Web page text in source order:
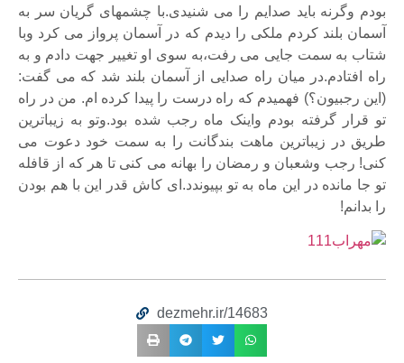
بودم وگرنه باید صدایم را می شنیدی.با چشمهای گریان سر به
آسمان بلند کردم ملکی را دیدم که در آسمان پرواز می کرد وبا
شتاب به سمت جایی می رفت،به سوی او تغییر جهت دادم و به
راه افتادم.در میان راه صدایی از آسمان بلند شد که می گفت:
(این رجبیون؟) فهمیدم که راه درست را پیدا کرده ام. من در راه
تو قرار گرفته بودم واینک ماه رجب شده بود.وتو به زیباترین
طریق در زیباترین ماهت بندگانت را به سمت خود دعوت می
کنی! رجب وشعبان و رمضان را بهانه می کنی تا هر که از قافله
تو جا مانده در این ماه به تو بپیوندد.ای کاش قدر این با هم بودن
را بدانم!
dezmehr.ir/14683